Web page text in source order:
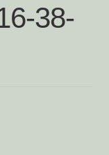
38-